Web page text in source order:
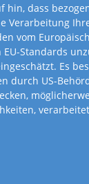
hin, dass
Verarbeitung
vom
Standards
Es
durch US-